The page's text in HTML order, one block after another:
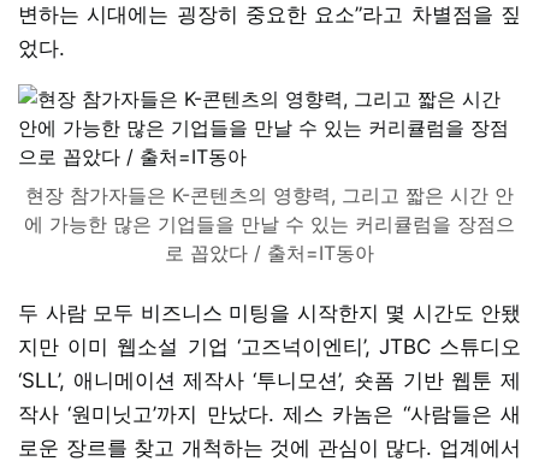
변하는 시대에는 굉장히 중요한 요소”라고 차별점을 짚
었다.
현장 참가자들은 K-콘텐츠의 영향력, 그리고 짧은 시간 안
에 가능한 많은 기업들을 만날 수 있는 커리큘럼을 장점으
로 꼽았다 / 출처=IT동아
두 사람 모두 비즈니스 미팅을 시작한지 몇 시간도 안됐
지만 이미 웹소설 기업 ‘고즈넉이엔티’, JTBC 스튜디오
‘SLL’, 애니메이션 제작사 ‘투니모션’, 숏폼 기반 웹툰 제
작사 ‘원미닛고’까지 만났다. 제스 카놈은 “사람들은 새
로운 장르를 찾고 개척하는 것에 관심이 많다. 업계에서